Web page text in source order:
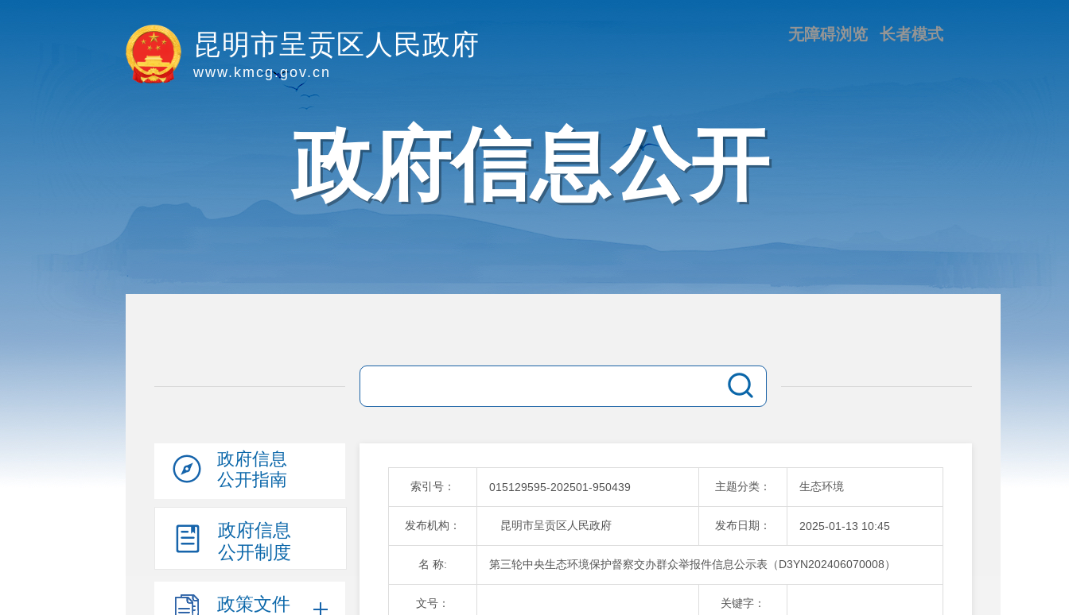
昆明市呈贡区人民政府
www.kmcg.gov.cn
长者模式
无障碍浏览
政府信息公开
政府信息
公开指南
政府信息
公开制度
政策文件
索引号： 015129595-202501-950439 主题分类： 生态环境
发布机构： 昆明市呈贡区人民政府 发布日期： 2025-01-13 10:45
名 称: 第三轮中央生态环境保护督察交办群众举报件信息公示表（D3YN202406070008）
文号： 关键字：